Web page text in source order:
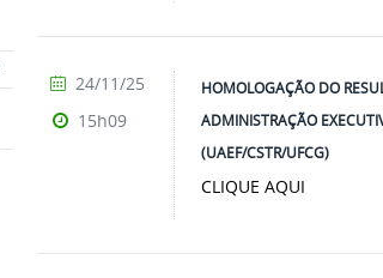
HOMOLOGAÇÃO DO
ADMINISTRAÇÃO
(UAEF/CSTR/UFCG)
CLIQUE AQUI
24/11/25
15h09